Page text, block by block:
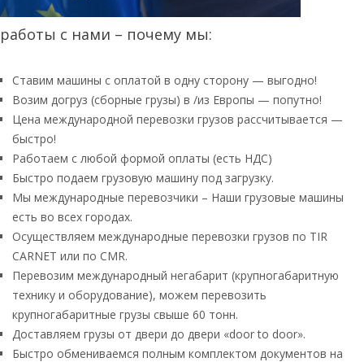
работы с нами – почему мы:
Ставим машины с оплатой в одну сторону — выгодно!
Возим догруз (сборные грузы) в /из Европы — попутно!
Цена международной перевозки грузов рассчитывается —
быстро!
Работаем с любой формой оплаты (есть НДС)
Быстро подаем грузовую машину под загрузку.
Мы международные перевозчики – Наши грузовые машины
есть во всех городах.
Осуществляем международные перевозки грузов по TIR
CARNET или по CMR.
Перевозим международный негабарит (крупногабаритную
технику и оборудование), можем перевозить
крупногабаритные грузы свыше 60 тонн.
Доставляем грузы от двери до двери «door to door».
Быстро обмениваемся полным комплектом документов на